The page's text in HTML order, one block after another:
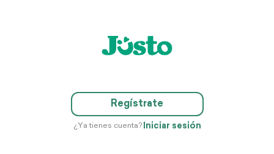
Regístrate
¿Ya tienes cuenta? Iniciar sesión